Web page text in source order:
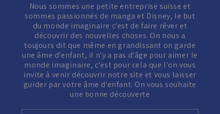
Nous sommes une petite entreprise suisse et
sommes passionnés de manga et Disney, le but
du monde imaginaire c'est de faire rêver et
découvrir des nouvelles choses. On nous a
toujours dit que même en grandissant on garde
une âme d'enfant, il n'y a pas d'âge pour aimer le
monde imaginaire, c'est pour cela que l'on vous
invite à venir découvrir notre site et vous laisser
guider par votre âme d'enfant. On vous souhaite
une bonne découverte